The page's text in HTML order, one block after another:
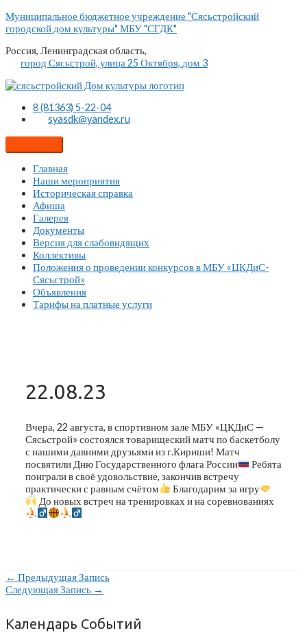
Перейти
к
Муниципальное бюджетное учреждение "Сясьстройский
городской дом культуры" МБУ "СГДК"
Россия, Ленинградская область,
город Сясьстрой, улица 25 Октября, дом 3
8 (81363) 5-22-04
syasdk@yandex.ru
Главная
Наши мероприятия
Историческая справка
Афиша
Галерея
Документы
Версия для слабовидящих
Коллективы
Положения о проведении конкурсов в МБУ «ЦКДиС-
Сясьстрой»
Объявления
Тарифы на платные услуги
22.08.23
Вчера, 22 августа, в спортивном зале МБУ «ЦКДиС —
Сясьстрой» состоялся товарищеский матч по баскетболу
с нашими давними друзьями из г.Кириши! Матч
посвятили Дню Государственного флага России
Ребята
поиграли в своё удовольствие, закончив встречу
практически с равным счётом
Благодарим за игру
До новых встреч на тренировках и на соревнованиях
Навигация
По
Записям
← Предыдущая Запись
Следующая Запись →
Календарь Событий